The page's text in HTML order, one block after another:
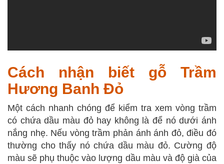
Cách nhận biết gỗ Trầm
Hương Banh Đỏ
Một cách nhanh chóng để kiểm tra xem vòng trầm
có chứa dầu màu đỏ hay không là để nó dưới ánh
nắng nhẹ. Nếu vòng trầm phản ánh ánh đỏ, điều đó
thường cho thấy nó chứa dầu màu đỏ. Cường độ
màu sẽ phụ thuộc vào lượng dầu màu và độ già của